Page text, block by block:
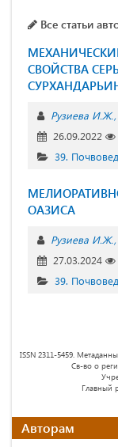
Все статьи
СВОЙСТВА
Рузиева И.Ж.
26.09.2022
39.
ОАЗИСА
Рузиева И.Ж.
27.03.2024
39.
ISSN 2311-5459.
Св-во о
Главный
Авторам